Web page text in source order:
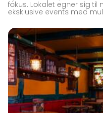
fokus. Lokalet egner sig til
eksklusive events med